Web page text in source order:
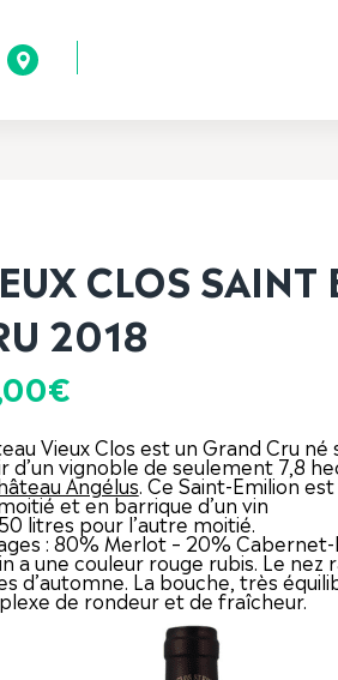
CLOS
2018
€
Vieux Clos est un Grand Cru
d’un vignoble de seulement 7,8
Angélus. Ce Saint-Emilion
et en barrique d’un vin
litres pour l’autre moitié.
: 80% Merlot – 20%
a une couleur rouge rubis. Le
d’automne. La bouche, très
de rondeur et de fraîcheur.